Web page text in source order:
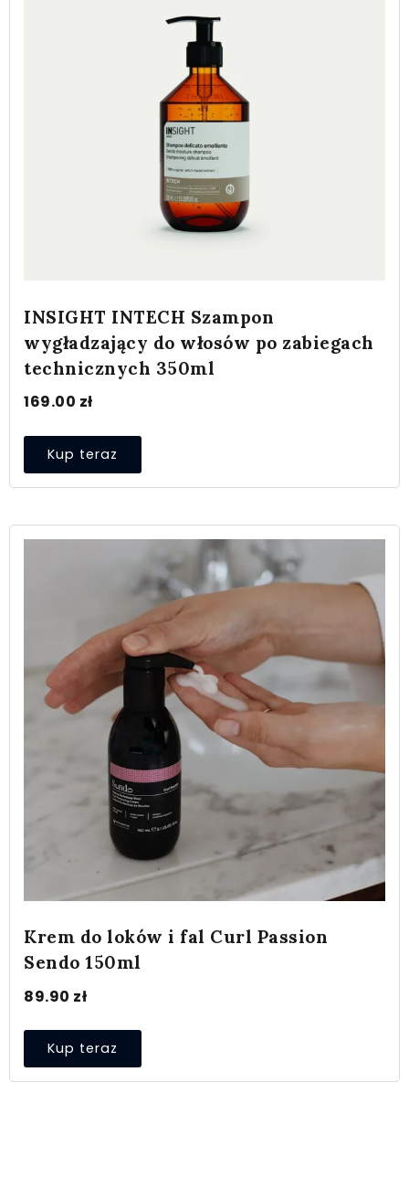
INSIGHT INTECH Szampon
wygładzający do włosów po zabiegach
technicznych 350ml
169.00 zł
Kup teraz
Krem do loków i fal Curl Passion
Sendo 150ml
89.90 zł
Kup teraz